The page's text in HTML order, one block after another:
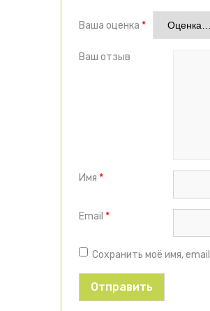
Ваша оценка *
Ваш отзыв
Имя *
Email *
Сохранить моё имя,